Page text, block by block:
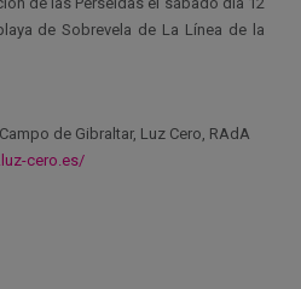
de Sobrevela de La Línea de la
de Gibraltar, Luz Cero, RAdA
cero.es/